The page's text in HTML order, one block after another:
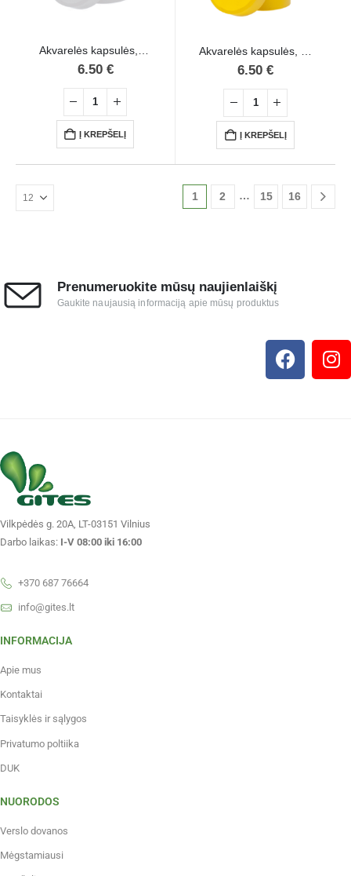
Akvarelės kapsulės, 55 mm, 6 vnt., balta sp.
6.50 €
Į KREPŠELĮ
Akvarelės kapsulės, 55 mm, 6 vnt., geltona sp.
6.50 €
Į KREPŠELĮ
1 2 … 15 16
Prenumeruokite mūsų naujienlaiškį
Gaukite naujausią informaciją apie mūsų produktus
Vilkpėdės g. 20A, LT-03151 Vilnius
Darbo laikas: I-V 08:00 iki 16:00
+370 687 76664
info@gites.lt
INFORMACIJA
Apie mus
Kontaktai
Taisyklės ir sąlygos
Privatumo poltiika
DUK
NUORODOS
Verslo dovanos
Mėgstamiausi